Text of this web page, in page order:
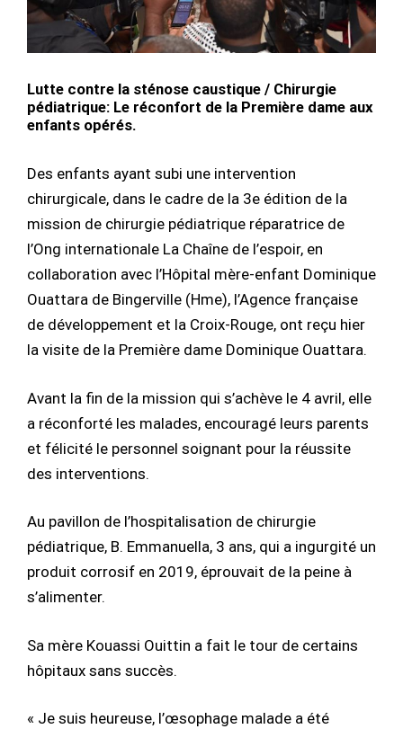
Lutte contre la sténose caustique / Chirurgie
pédiatrique: Le réconfort de la Première dame aux
enfants opérés.
Des enfants ayant subi une intervention
chirurgicale, dans le cadre de la 3e édition de la
mission de chirurgie pédiatrique réparatrice de
l’Ong internationale La Chaîne de l’espoir, en
collaboration avec l’Hôpital mère-enfant Dominique
Ouattara de Bingerville (Hme), l’Agence française
de développement et la Croix-Rouge, ont reçu hier
la visite de la Première dame Dominique Ouattara.
Avant la fin de la mission qui s’achève le 4 avril, elle
a réconforté les malades, encouragé leurs parents
et félicité le personnel soignant pour la réussite
des interventions.
Au pavillon de l’hospitalisation de chirurgie
pédiatrique, B. Emmanuella, 3 ans, qui a ingurgité un
produit corrosif en 2019, éprouvait de la peine à
s’alimenter.
Sa mère Kouassi Ouittin a fait le tour de certains
hôpitaux sans succès.
« Je suis heureuse, l’œsophage malade a été